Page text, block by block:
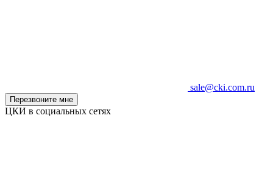
sale@cki.com.ru
Перезвоните мне
ЦКИ в социальных сетях